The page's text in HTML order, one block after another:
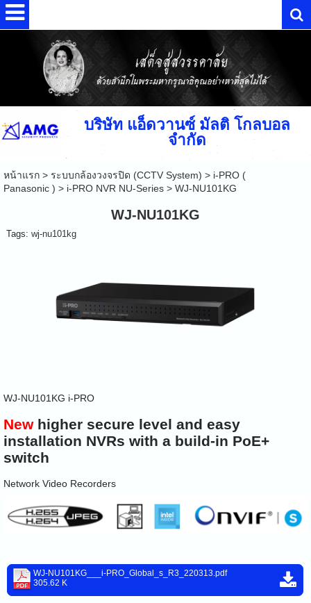
บริษัท แอ็ดวานซ์ มัลติ โกลบอล
จำกัด
หน้าแรก> ระบบกล้องวงจรปิด (CCTV System) > i-PRO (
Panasonic ) > i-PRO NVR NU-Series> WJ-NU101KG
WJ-NU101KG
Tags: wj-nu101kg
WJ-NU101KG i-PRO
Newhigher secure level and easy
installation NVRs with a build-in PoE+
switch
Network Video Recorders
WJ-NU101KG___i-PRO_Global_s_R3_220313.pdf
305.62 K